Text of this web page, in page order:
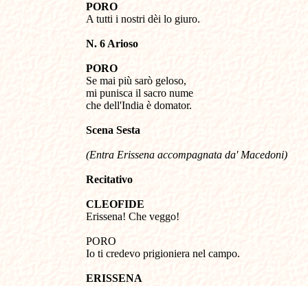
PORO
A tutti i nostri dèi lo giuro.
N. 6 Arioso
PORO
Se mai più sarò geloso,
mi punisca il sacro nume
che dell'India è domator.
Scena Sesta
(Entra Erissena accompagnata da' Macedoni)
Recitativo
CLEOFIDE
Erissena! Che veggo!
PORO
Io ti credevo prigioniera nel campo.
ERISSENA